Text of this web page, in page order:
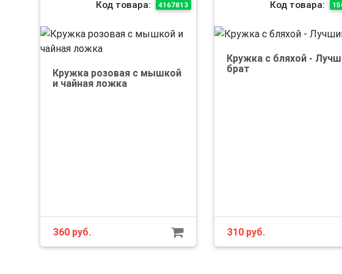
Код товара: 4167813
Кружка розовая с мышкой
и чайная ложка
360 руб.
Код товара:
Кружка с бляхой -
брат
310руб.